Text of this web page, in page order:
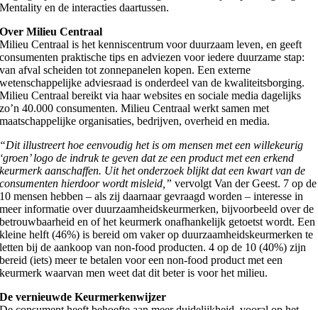
Mentality en de interacties daartussen.
Over Milieu Centraal
Milieu Centraal is het kenniscentrum voor duurzaam leven, en geeft
consumenten praktische tips en adviezen voor iedere duurzame stap:
van afval scheiden tot zonnepanelen kopen. Een externe
wetenschappelijke adviesraad is onderdeel van de kwaliteitsborging.
Milieu Centraal bereikt via haar websites en sociale media dagelijks
zo’n 40.000 consumenten. Milieu Centraal werkt samen met
maatschappelijke organisaties, bedrijven, overheid en media.
“Dit illustreert hoe eenvoudig het is om mensen met een willekeurig
‘groen’ logo de indruk te geven dat ze een product met een erkend
keurmerk aanschaffen. Uit het onderzoek blijkt dat een kwart van de
consumenten hierdoor wordt misleid,”vervolgt Van der Geest. 7 op de
10 mensen hebben – als zij daarnaar gevraagd worden – interesse in
meer informatie over duurzaamheidskeurmerken, bijvoorbeeld over de
betrouwbaarheid en of het keurmerk onafhankelijk getoetst wordt. Een
kleine helft (46%) is bereid om vaker op duurzaamheidskeurmerken te
letten bij de aankoop van non-food producten. 4 op de 10 (40%) zijn
bereid (iets) meer te betalen voor een non-food product met een
keurmerk waarvan men weet dat dit beter is voor het milieu.
De vernieuwde Keurmerkenwijzer